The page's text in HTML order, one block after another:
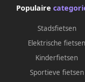
Populaire
Stadsfietsen
Elektrische fietsen
Kinderfietsen
Sportieve fietsen